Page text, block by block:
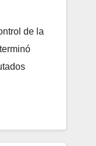
de la